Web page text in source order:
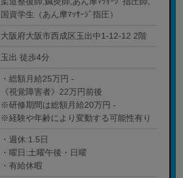
国資学生（あん摩ﾏｯｻｰｼﾞ指圧）
大阪府大阪市西成区玉出中1-12-12 2階
玉出 徒歩4分
・総額月給25万円 -
《視覚障害者》22万円前後
※研修期間は総額月給20万円 -
※経験や年齢により変動する可能性有り
・週休:1.5日
・曜日:土曜午後・日曜
・有給休暇